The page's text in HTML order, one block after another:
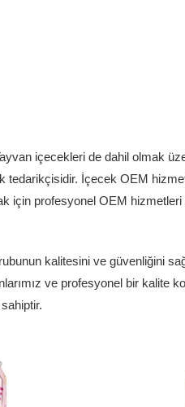
içecekleri de dahil olmak
tedarikçisidir. İçecek OEM
için profesyonel OEM
kalitesini ve güvenliğini
ve profesyonel bir kalite